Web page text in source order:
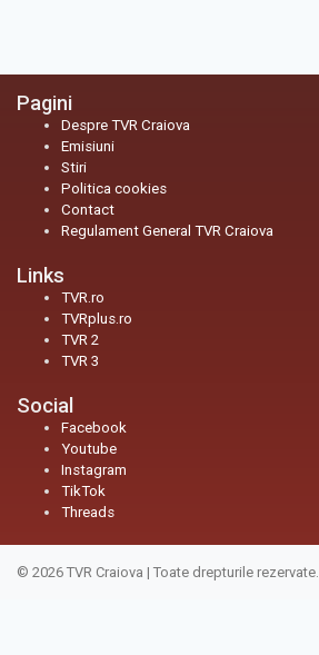
Pagini
Despre TVR Craiova
Emisiuni
Stiri
Politica cookies
Contact
Regulament General TVR Craiova
Links
TVR.ro
TVRplus.ro
TVR 2
TVR 3
Social
Facebook
Youtube
Instagram
TikTok
Threads
© 2026 TVR Craiova | Toate drepturile rezervate.